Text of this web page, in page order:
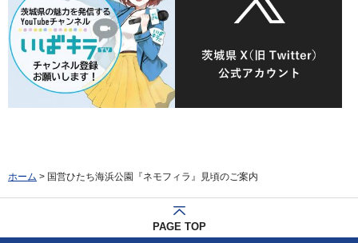
ホーム > 国営ひたち海浜公園『ネモフィラ』見頃のご案内
PAGE TOP